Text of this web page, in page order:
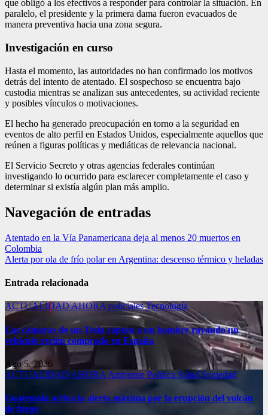
que obligó a los efectivos a responder para controlar la situación. En
paralelo, el presidente y la primera dama fueron evacuados de
manera preventiva hacia una zona segura.
Investigación en curso
Hasta el momento, las autoridades no han confirmado los motivos
detrás del intento de atentado. El sospechoso se encuentra bajo
custodia mientras se analizan sus antecedentes, su actividad reciente
y posibles vínculos o motivaciones.
El hecho ha generado preocupación en torno a la seguridad en
eventos de alto perfil en Estados Unidos, especialmente aquellos que
reúnen a figuras políticas y mediáticas de relevancia nacional.
El Servicio Secreto y otras agencias federales continúan
investigando lo ocurrido para esclarecer completamente el caso y
determinar si existía algún plan más amplio.
Navegación de entradas
Atentado en la Vía Panamericana deja al menos 20 muertos en
Colombia
Alerta por ola de frío polar en Argentina: descenso térmico y heladas
Entrada relacionada
ACTUALIDADAHORA policialesTecnología
Las cámaras de un Tesla captan a un hombre rayando un
vehículo recién comprado en España
Ago 5, 2026
ACTUALIDAD AHORA Ambiente Politica Salud Sociedad
Guatemala activa la alerta máxima por la erupción del volcán
de fuego